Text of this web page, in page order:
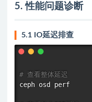
5. 性能问题诊断
5.1 IO延迟排查
# 查看整体延迟
ceph osd perf